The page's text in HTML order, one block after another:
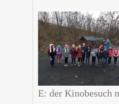
E: der Kinobesuch